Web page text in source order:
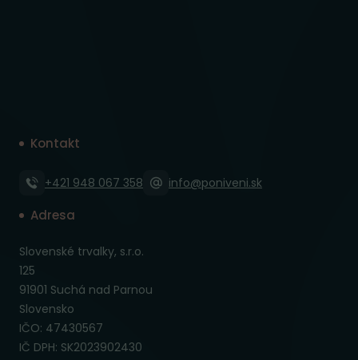
Kontakt
+421 948 067 358 info@poniveni.sk
Adresa
Slovenské trvalky, s.r.o.
125
91901 Suchá nad Parnou
Slovensko
IČO: 47430567
IČ DPH: SK2023902430